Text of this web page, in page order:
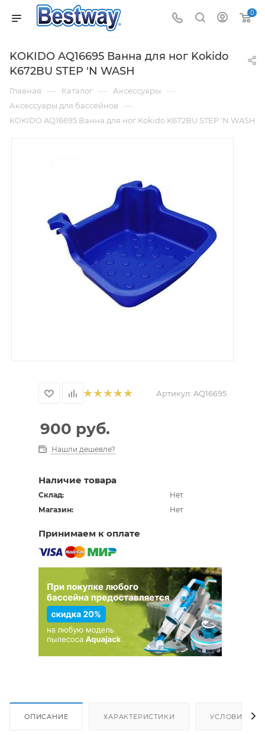
0
KOKIDO AQ16695 Ванна для ног Kokido
K672BU STEP 'N WASH
Главная — Каталог — Аксессуары —
Аксессуары для бассейнов —
KOKIDO AQ16695 Ванна для ног Kokido K672BU STEP 'N WASH
Артикул: AQ16695
900 руб.
Нашли дешевле?
Наличие товара
Склад:
Нет
Магазин:
Нет
Принимаем к оплате
ОПИСАНИЕ ХАРАКТЕРИСТИКИ УСЛОВИЯ